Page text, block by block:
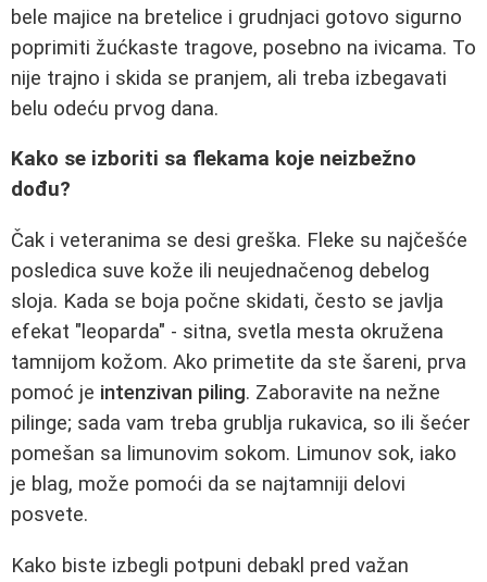
bele majice na bretelice i grudnjaci gotovo sigurno
poprimiti žućkaste tragove, posebno na ivicama. To
nije trajno i skida se pranjem, ali treba izbegavati
belu odeću prvog dana.
Kako se izboriti sa flekama koje neizbežno
dođu?
Čak i veteranima se desi greška. Fleke su najčešće
posledica suve kože ili neujednačenog debelog
sloja. Kada se boja počne skidati, često se javlja
efekat "leoparda" - sitna, svetla mesta okružena
tamnijom kožom. Ako primetite da ste šareni, prva
pomoć je intenzivan piling. Zaboravite na nežne
pilinge; sada vam treba grublja rukavica, so ili šećer
pomešan sa limunovim sokom. Limunov sok, iako
je blag, može pomoći da se najtamniji delovi
posvete.
Kako biste izbegli potpuni debakl pred važan